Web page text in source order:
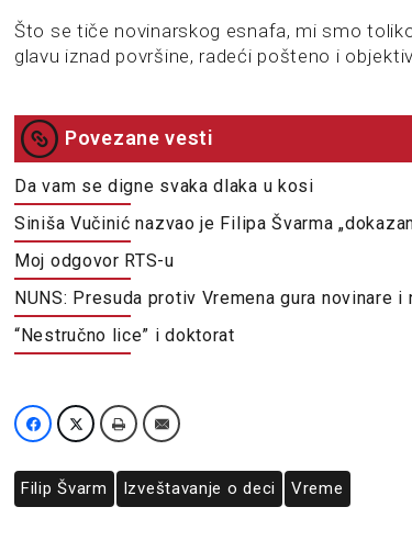
Što se tiče novinarskog esnafa, mi smo
glavu iznad površine, radeći pošteno i
Povezane vesti
Da vam se digne svaka dlaka u kosi
Siniša Vučinić nazvao je Filipa Švarma
Moj odgovor RTS-u
NUNS: Presuda protiv Vremena gura novinare i
“Nestručno lice” i doktorat
Filip Švarm Izveštavanje o deci Vreme